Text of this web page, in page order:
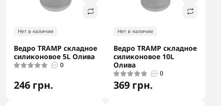
Нет в наличии
Ведро TRAMP складное
силиконовое 5L Олива
0
246 грн.
Нет в наличии
Ведро TRAMP складное
силиконовое 10L
Олива
0
369 грн.